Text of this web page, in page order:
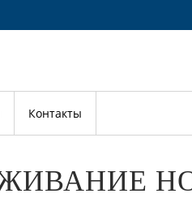
Контакты